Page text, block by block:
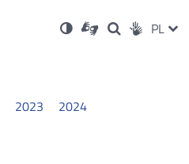
Ustawienia
Wersja
kontrastowa
Dla
niesłyszących
OtwórzOtwórz
w
Otwórz
w
Social PL
2023
2024